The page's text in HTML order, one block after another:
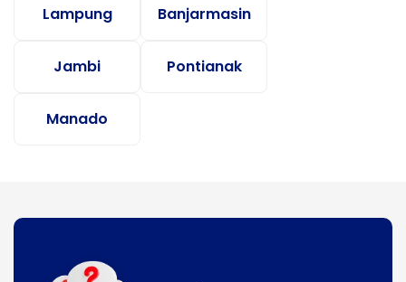
Lampung Banjarmasin
Jambi Pontianak
Manado